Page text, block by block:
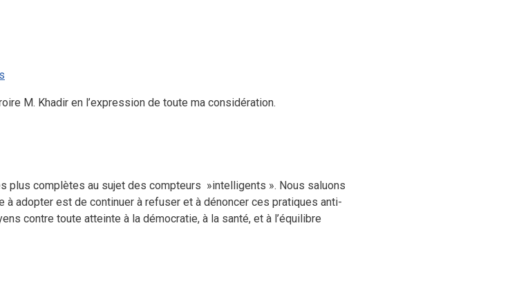
M. Khadir en l’expression de toute ma considération.
plus complètes au sujet des compteurs »intelligents ». Nous saluons
adopter est de continuer à refuser et à dénoncer ces pratiques anti-
contre toute atteinte à la démocratie, à la santé, et à l’équilibre